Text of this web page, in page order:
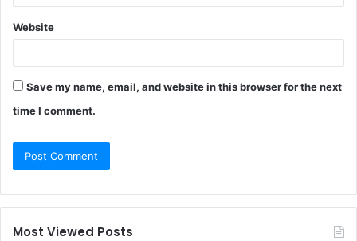
Website
Save my name, email, and website in this browser for the next
time I comment.
Most Viewed Posts